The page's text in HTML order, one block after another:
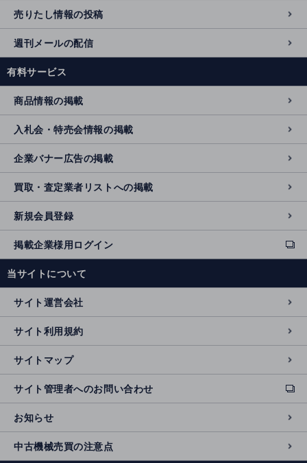
売りたし情報の投稿
週刊メールの配信
有料サービス
商品情報の掲載
入札会・特売会情報の掲載
企業バナー広告の掲載
買取・査定業者リストへの掲載
新規会員登録
掲載企業様用ログイン
ext
e
n
al
si
t
e
当サイトについて
サイト運営会社
サイト利用規約
サイトマップ
サイト管理者へのお問い合わせ
ext
e
r
n
al
お知らせ
中古機械売買の注意点